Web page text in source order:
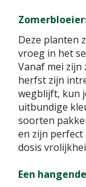
Deze planten
vroeg in het
Vanaf mei zijn
herfst zijn
wegblijft, kun
uitbundige
soorten
en zijn
dosis
Een